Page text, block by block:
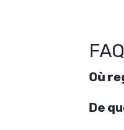
Où
De